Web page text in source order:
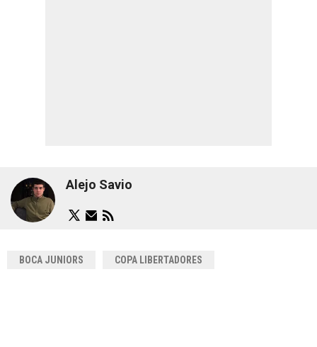
Alejo Savio
BOCA JUNIORS COPA LIBERTADORES